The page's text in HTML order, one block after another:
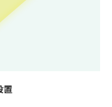
置